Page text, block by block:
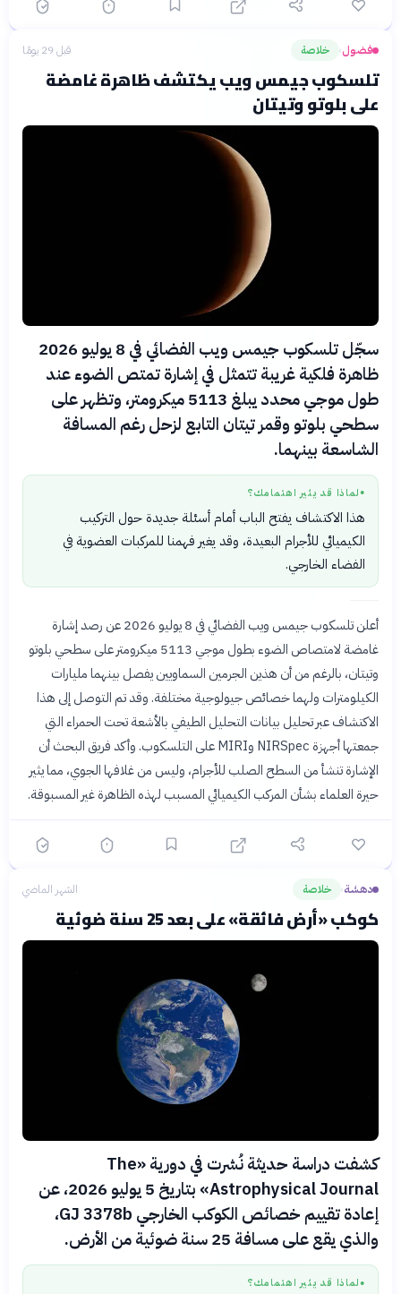
فضول› خلاصة قبل 29 يومًا
تلسكوب جيمس ويب يكتشف ظاهرة غامضة
على بلوتو وتيتان
سجّل تلسكوب جيمس ويب الفضائي في 8 يوليو 2026
ظاهرة فلكية غريبة تتمثل في إشارة تمتص الضوء عند
طول موجي محدد يبلغ 5113 ميكرومتر، وتظهر على
سطحي بلوتو وقمر تيتان التابع لزحل رغم المسافة
الشاسعة بينهما.
● لماذا قد يثير اهتمامك؟
هذا الاكتشاف يفتح الباب أمام أسئلة جديدة حول التركيب
الكيميائي للأجرام البعيدة، وقد يغير فهمنا للمركبات العضوية في
الفضاء الخارجي.
أعلن تلسكوب جيمس ويب الفضائي في 8 يوليو 2026 عن رصد إشارة
غامضة لامتصاص الضوء بطول موجي 5113 ميكرومتر على سطحي بلوتو
وتيتان، بالرغم من أن هذين الجرمين السماويين يفصل بينهما مليارات
الكيلومترات ولهما خصائص جيولوجية مختلفة. وقد تم التوصل إلى هذا
الاكتشاف عبر تحليل بيانات التحليل الطيفي بالأشعة تحت الحمراء التي
جمعتها أجهزة NIRSpec وMIRI على التلسكوب. وأكد فريق البحث أن
الإشارة تنشأ من السطح الصلب للأجرام، وليس من غلافها الجوي، مما يثير
حيرة العلماء بشأن المركب الكيميائي المسبب لهذه الظاهرة غير المسبوقة.
دهشة› خلاصة الشهر الماضي
كوكب «أرض فائقة» على بعد 25 سنة ضوئية
كشفت دراسة حديثة نُشرت في دورية «The
Astrophysical Journal» بتاريخ 5 يوليو 2026، عن
إعادة تقييم خصائص الكوكب الخارجي GJ 3378b،
والذي يقع على مسافة 25 سنة ضوئية من الأرض.
● لماذا قد يثير اهتمامك؟